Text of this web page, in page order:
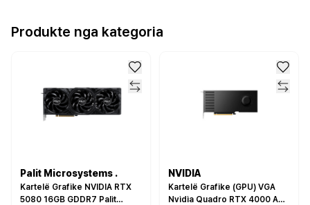
Produkte nga kategoria
Palit Microsystems .
Kartelë Grafike NVIDIA RTX
5080 16GB GDDR7 Palit
NVIDIA
Kartelë Grafike (GPU) VGA
Nvidia Quadro RTX 4000 Ada